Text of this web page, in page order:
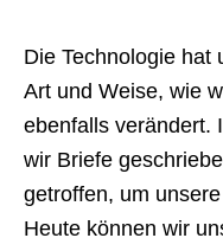
Die Technologie hat
Art und Weise, wie
ebenfalls verändert.
wir Briefe
getroffen, um
Heute können wir